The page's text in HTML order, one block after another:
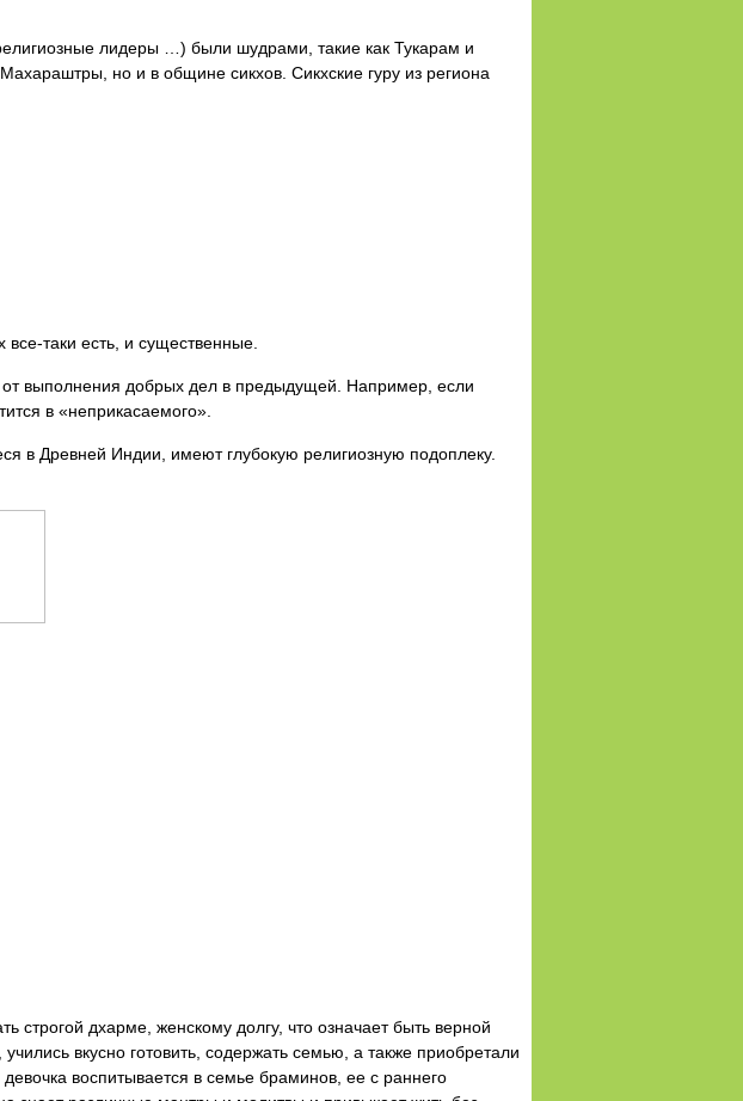
лидеры …) были шудрами, такие как Тукарам и
но и в общине сикхов. Сикхские гуру из региона
таки есть, и существенные.
выполнения добрых дел в предыдущей. Например, если
в «неприкасаемого».
в Древней Индии, имеют глубокую религиозную подоплеку.
дхарме, женскому долгу, что означает быть верной
вкусно готовить, содержать семью, а также приобретали
воспитывается в семье браминов, ее с раннего